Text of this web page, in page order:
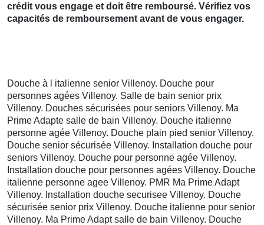
crédit vous engage et doit être remboursé. Vérifiez vos
capacités de remboursement avant de vous engager.
Douche à l italienne senior Villenoy. Douche pour
personnes agées Villenoy. Salle de bain senior prix
Villenoy. Douches sécurisées pour seniors Villenoy. Ma
Prime Adapte salle de bain Villenoy. Douche italienne
personne agée Villenoy. Douche plain pied senior Villenoy.
Douche senior sécurisée Villenoy. Installation douche pour
seniors Villenoy. Douche pour personne agée Villenoy.
Installation douche pour personnes agées Villenoy. Douche
italienne personne agee Villenoy. PMR Ma Prime Adapt
Villenoy. Installation douche securisee Villenoy. Douche
sécurisée senior prix Villenoy. Douche italienne pour senior
Villenoy. Ma Prime Adapt salle de bain Villenoy. Douche